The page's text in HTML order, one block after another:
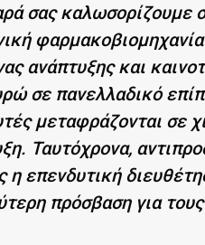
σας καλωσορίζουμε
φαρμακοβιομηχανία
ανάπτυξης και
σε πανελλαδικό
μεταφράζονται σε
Ταυτόχρονα,
η επενδυτική
πρόσβαση για